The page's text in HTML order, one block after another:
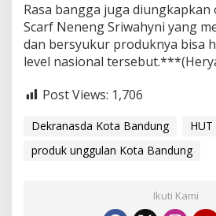
Rasa bangga juga diungkapkan
Scarf Neneng Sriwahyni yang
dan bersyukur produknya bisa
level nasional
Post Views: 1,706
Dekranasda Kota Bandung
produk unggulan Kota Bandung
Ikuti Kami